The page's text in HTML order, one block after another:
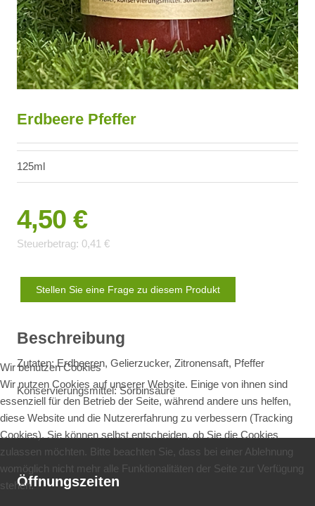
Erdbeere Pfeffer
125ml
4,50 €
Steuerbetrag: 0,41 €
Stellen Sie eine Frage zu diesem Produkt
Beschreibung
Zutaten: Erdbeeren, Gelierzucker, Zitronensaft, Pfeffer
Konservierungsmittel: Sorbinsäure
Öffnungszeiten
Wir benutzen Cookies
Wir nutzen Cookies auf unserer Website. Einige von ihnen sind
essenziell für den Betrieb der Seite, während andere uns helfen,
diese Website und die Nutzererfahrung zu verbessern (Tracking
Cookies). Sie können selbst entscheiden, ob Sie die Cookies
zulassen möchten. Bitte beachten Sie, dass bei einer Ablehnung
womöglich nicht mehr alle Funktionalitäten der Seite zur Verfügung
stehen.